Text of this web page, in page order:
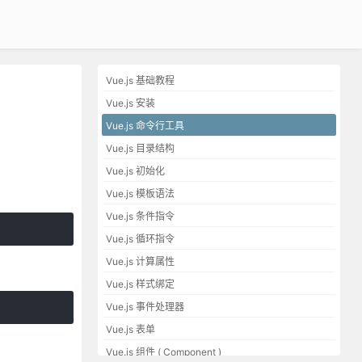
Vue.js 基础教程
Vue.js 安装
Vue.js 命令行工具
Vue.js 目录结构
Vue.js 初始化
Vue.js 模板语法
Vue.js 条件指令
Vue.js 循环指令
Vue.js 计算属性
Vue.js 样式绑定
Vue.js 事件处理器
Vue.js 表单
Vue.js 组件 ( Component )